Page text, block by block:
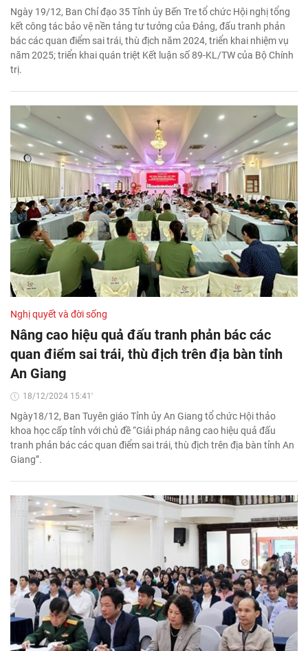
Ngày 19/12, Ban Chỉ đạo 35 Tỉnh ủy Bến Tre tổ chức Hội nghị tổng
kết công tác bảo vệ nền tảng tư tưởng của Đảng, đấu tranh phản
bác các quan điểm sai trái, thù địch năm 2024, triển khai nhiệm vụ
năm 2025; triển khai quán triệt Kết luận số 89-KL/TW của Bộ Chính
trị.
Nghị quyết và đời sống
Nâng cao hiệu quả đấu tranh phản bác các
quan điểm sai trái, thù địch trên địa bàn tỉnh
An Giang
18/12/2024 15:41'
Ngày18/12, Ban Tuyên giáo Tỉnh ủy An Giang tổ chức Hội thảo
khoa học cấp tỉnh với chủ đề “Giải pháp nâng cao hiệu quả đấu
tranh phản bác các quan điểm sai trái, thù địch trên địa bàn tỉnh An
Giang”.